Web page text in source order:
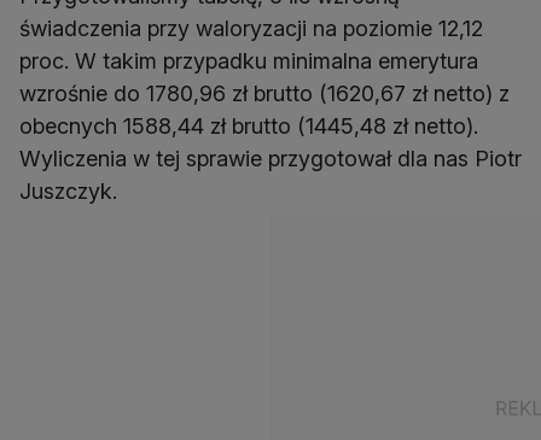
świadczenia przy waloryzacji na poziomie 12,12
proc. W takim przypadku minimalna emerytura
wzrośnie do 1780,96 zł brutto (1620,67 zł netto) z
obecnych 1588,44 zł brutto (1445,48 zł netto).
Wyliczenia w tej sprawie przygotował dla nas Piotr
Juszczyk.